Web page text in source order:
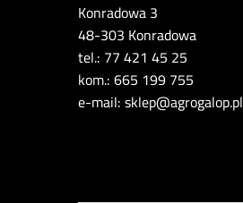
Konradowa 3
48-303 Konradowa
tel.: 77 421 45 25
kom.: 665 199 755
e-mail: sklep@agrogalop.pl